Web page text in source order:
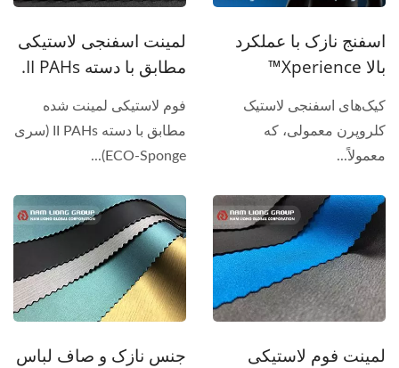
اسفنج نازک با عملکرد
بالا Xperience™
کیک‌های اسفنجی لاستیک
کلروپرن معمولی، که
معمولاً...
لمینت اسفنجی لاستیکی
مطابق با دسته II PAHs.
فوم لاستیکی لمینت شده
مطابق با دسته II PAHs (سری
ECO-Sponge)...
لمینت فوم لاستیکی
جنس نازک و صاف لباس